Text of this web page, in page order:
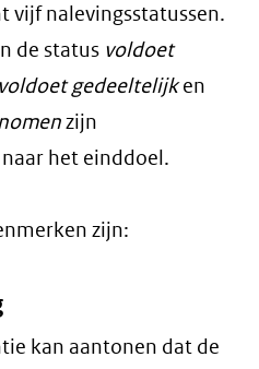
vijf nalevingsstatussen.
de status voldoet
voldoet gedeeltelijken
zijn
het einddoel.
zijn:
kan aantonen dat de